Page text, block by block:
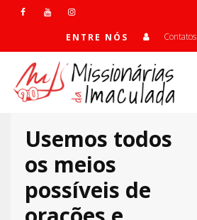
ENTRE NÓS Contatos
Usemos todos
os meios
possíveis de